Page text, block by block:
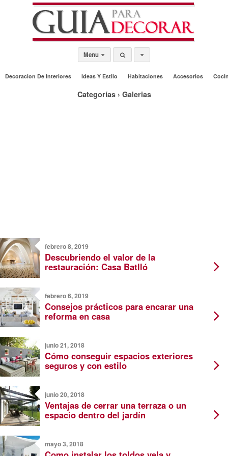
Menu
Decoracion De Interiores Ideas Y Estilo Habitaciones Accesorios
Categorías › Galerias
febrero 8, 2019
Descubriendo el valor de la
restauración: Casa Batlló
febrero 6, 2019
Consejos prácticos para encarar una
reforma en casa
junio 21, 2018
Cómo conseguir espacios exteriores
seguros y con estilo
junio 20, 2018
Ventajas de cerrar una terraza o un
espacio dentro del jardín
mayo 3, 2018